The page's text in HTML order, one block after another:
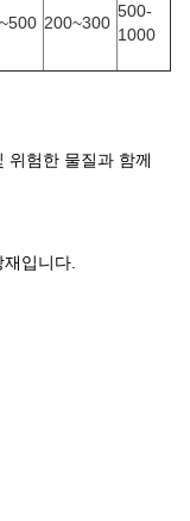
200~300
500-
1000
위험한 물질과 함께
입니다.